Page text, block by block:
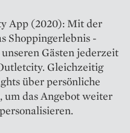
App (2020): Mit der
Shoppingerlebnis
Gästen jederzeit
Gleichzeitig
über persönliche
um das Angebot weiter